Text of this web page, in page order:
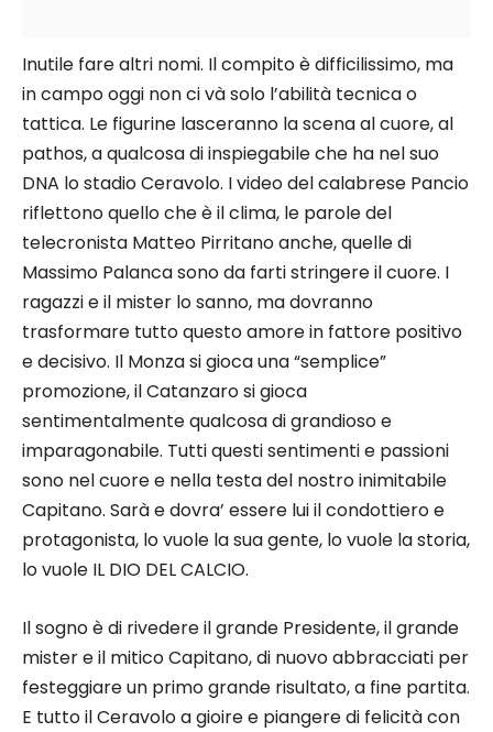
Inutile fare altri nomi. Il compito è difficilissimo, ma
in campo oggi non ci và solo l’abilità tecnica o
tattica. Le figurine lasceranno la scena al cuore, al
pathos, a qualcosa di inspiegabile che ha nel suo
DNA lo stadio Ceravolo. I video del calabrese Pancio
riflettono quello che è il clima, le parole del
telecronista Matteo Pirritano anche, quelle di
Massimo Palanca sono da farti stringere il cuore. I
ragazzi e il mister lo sanno, ma dovranno
trasformare tutto questo amore in fattore positivo
e decisivo. Il Monza si gioca una “semplice”
promozione, il Catanzaro si gioca
sentimentalmente qualcosa di grandioso e
imparagonabile. Tutti questi sentimenti e passioni
sono nel cuore e nella testa del nostro inimitabile
Capitano. Sarà e dovra’ essere lui il condottiero e
protagonista, lo vuole la sua gente, lo vuole la storia,
lo vuole IL DIO DEL CALCIO.
Il sogno è di rivedere il grande Presidente, il grande
mister e il mitico Capitano, di nuovo abbracciati per
festeggiare un primo grande risultato, a fine partita.
E tutto il Ceravolo a gioire e piangere di felicità con